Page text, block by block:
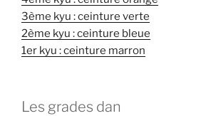
3ème kyu : ceinture verte
2ème kyu : ceinture bleue
1er kyu : ceinture marron
Les grades dan